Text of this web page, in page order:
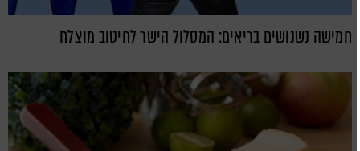
חמישה נשנושים בריאים: המסלול הישר לחיטוב מוצלח